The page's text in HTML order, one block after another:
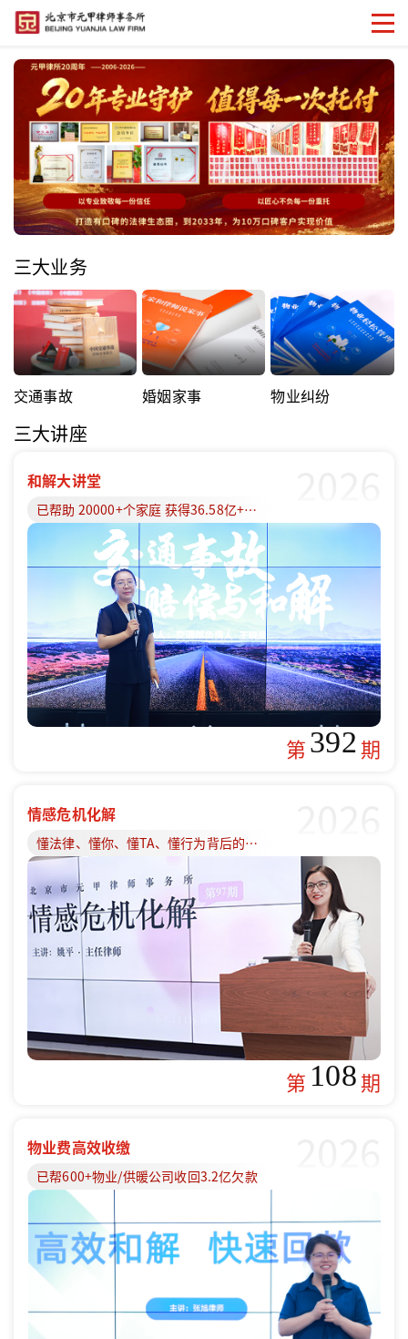
三大业务
交通事故 婚姻家事 物业纠纷
三大讲座
和解大讲堂
已帮助 20000+个家庭 获得36.58亿+赔偿款
第392期
情感危机化解
懂法律、懂你、懂TA、懂行为背后的原因
第 108期
物业费高效收缴
已帮600+物业/供暖公司收回3.2亿欠款